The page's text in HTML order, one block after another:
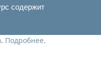
содержит
Подробнее.